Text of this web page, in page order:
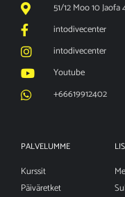
51/12 Moo 10
intodivecenter
intodivecenter
Youtube
+66619912402
PALVELUMME
Kurssit
Päiväretket